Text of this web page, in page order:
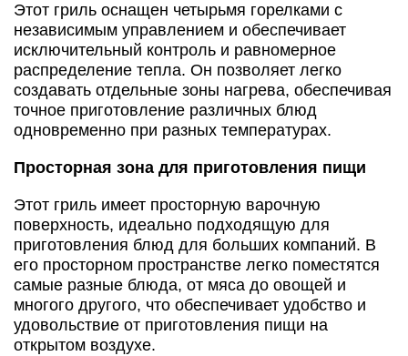
Этот гриль оснащен четырьмя горелками с
независимым управлением и обеспечивает
исключительный контроль и равномерное
распределение тепла. Он позволяет легко
создавать отдельные зоны нагрева, обеспечивая
точное приготовление различных блюд
одновременно при разных температурах.
Просторная зона для приготовления пищи
Этот гриль имеет просторную варочную
поверхность, идеально подходящую для
приготовления блюд для больших компаний. В
его просторном пространстве легко поместятся
самые разные блюда, от мяса до овощей и
многого другого, что обеспечивает удобство и
удовольствие от приготовления пищи на
открытом воздухе.